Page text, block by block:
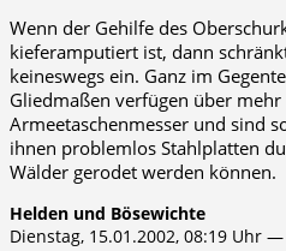
Wenn der Gehilfe des
kieferamputiert ist, dann
keineswegs ein. Ganz im
Gliedmaßen verfügen über
Armeetaschenmesser und sind
ihnen problemlos Stahlplatten
Wälder gerodet werden können.
Helden und Bösewichte
Dienstag, 15.01.2002, 08:19 Uhr —